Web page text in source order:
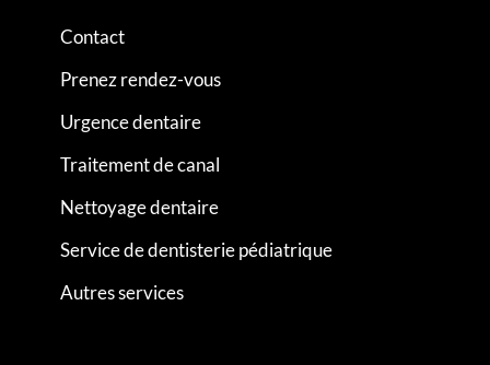
Contact
Prenez rendez-vous
Urgence dentaire
Traitement de canal
Nettoyage dentaire
Service de dentisterie pédiatrique
Autres services